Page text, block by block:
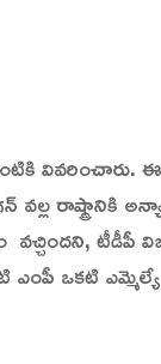
వివరించారు.
వల్ల రాష్ట్రానికి
వచ్చిందని,
ఎంపీ ఒకటి